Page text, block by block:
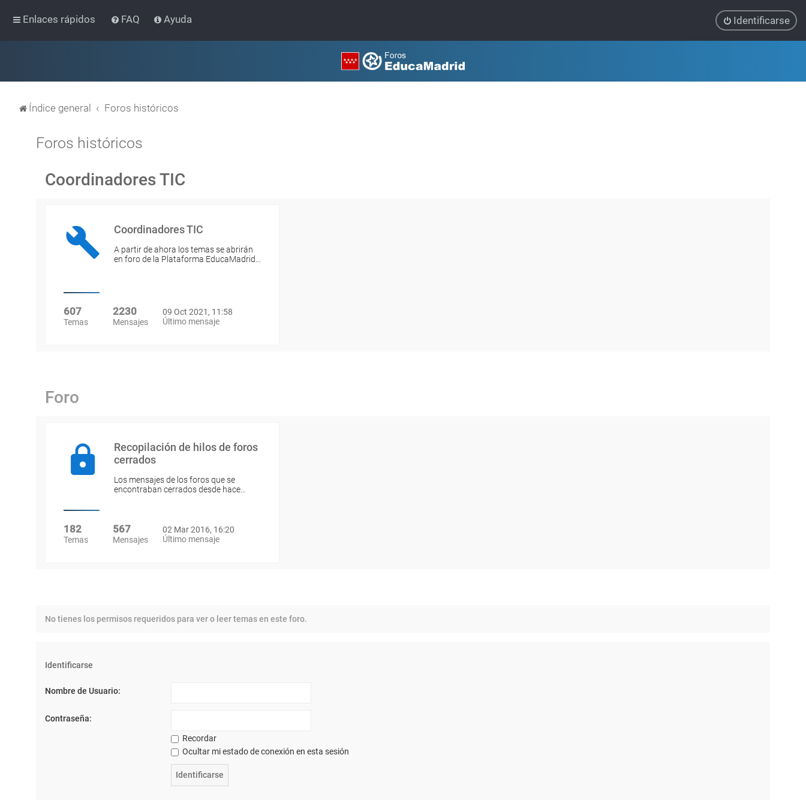
Enlaces rápidos FAQ Ayuda Identificarse
Índice general Foros históricos
Foros históricos
Coordinadores TIC
Coordinadores TIC
A partir de ahora los temas se abrirán
en foro de la Plataforma EducaMadrid…
607
Temas
2230
Mensajes
09 Oct 2021, 11:58
Último mensaje
Foro
Recopilación de hilos de foros
cerrados
Los mensajes de los foros que se
encontraban cerrados desde hace…
182
Temas
567
Mensajes
02 Mar 2016, 16:20
Último mensaje
No tienes los permisos requeridos para ver o leer temas en este foro.
Identificarse
Nombre de Usuario:
Contraseña:
Recordar
Ocultar mi estado de conexión en esta sesión